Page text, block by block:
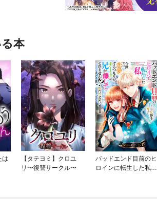
本
は
【タテヨミ】クロユ
リ〜復讐サークル〜
バッドエンド目前のヒ
ロインに転生した私、